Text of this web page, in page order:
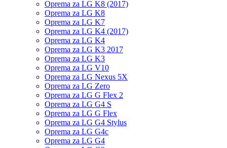
Oprema za LG K8 (2017)
Oprema za LG K8
Oprema za LG K7
Oprema za LG K4 (2017)
Oprema za LG K4
Oprema za LG K3 2017
Oprema za LG K3
Oprema za LG V10
Oprema za LG Nexus 5X
Oprema za LG Zero
Oprema za LG G Flex 2
Oprema za LG G4 S
Oprema za LG G Flex
Oprema za LG G4 Stylus
Oprema za LG G4c
Oprema za LG G4